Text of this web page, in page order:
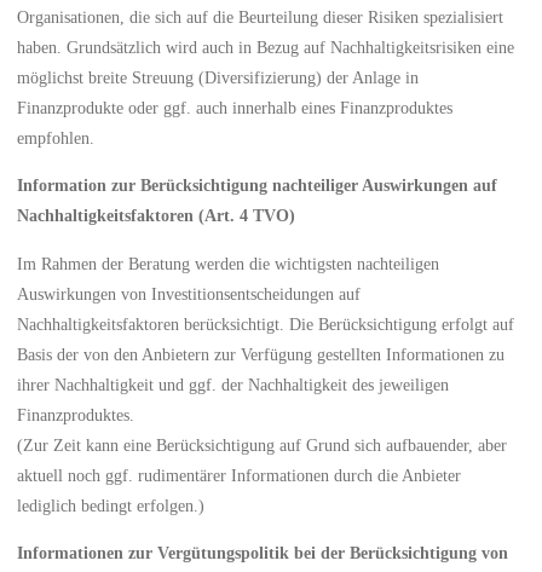
Organisationen, die sich auf die Beurteilung dieser Risiken spezialisiert
haben. Grundsätzlich wird auch in Bezug auf Nachhaltigkeitsrisiken eine
möglichst breite Streuung (Diversifizierung) der Anlage in
Finanzprodukte oder ggf. auch innerhalb eines Finanzproduktes
empfohlen.
Information zur Berücksichtigung nachteiliger Auswirkungen auf
Nachhaltigkeitsfaktoren (Art. 4 TVO)
Im Rahmen der Beratung werden die wichtigsten nachteiligen
Auswirkungen von Investitionsentscheidungen auf
Nachhaltigkeitsfaktoren berücksichtigt. Die Berücksichtigung erfolgt auf
Basis der von den Anbietern zur Verfügung gestellten Informationen zu
ihrer Nachhaltigkeit und ggf. der Nachhaltigkeit des jeweiligen
Finanzproduktes.
(Zur Zeit kann eine Berücksichtigung auf Grund sich aufbauender, aber
aktuell noch ggf. rudimentärer Informationen durch die Anbieter
lediglich bedingt erfolgen.)
Informationen zur Vergütungspolitik bei der Berücksichtigung von